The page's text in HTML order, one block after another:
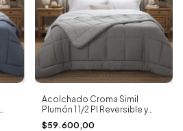
Acolchado Croma Simil
Plumón 1 1/2 Pl Reversible y
Bitono cemento - Alcoyana
$59.600,00